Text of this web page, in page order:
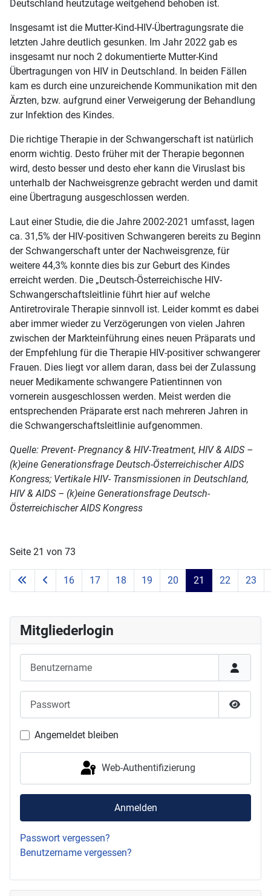
Deutschland heutzutage weitgehend behoben ist.
Insgesamt ist die Mutter-Kind-HIV-Übertragungsrate die
letzten Jahre deutlich gesunken. Im Jahr 2022 gab es
insgesamt nur noch 2 dokumentierte Mutter-Kind
Übertragungen von HIV in Deutschland. In beiden Fällen
kam es durch eine unzureichende Kommunikation mit den
Ärzten, bzw. aufgrund einer Verweigerung der Behandlung
zur Infektion des Kindes.
Die richtige Therapie in der Schwangerschaft ist natürlich
enorm wichtig. Desto früher mit der Therapie begonnen
wird, desto besser und desto eher kann die Viruslast bis
unterhalb der Nachweisgrenze gebracht werden und damit
eine Übertragung ausgeschlossen werden.
Laut einer Studie, die die Jahre 2002-2021 umfasst, lagen
ca. 31,5% der HIV-positiven Schwangeren bereits zu Beginn
der Schwangerschaft unter der Nachweisgrenze, für
weitere 44,3% konnte dies bis zur Geburt des Kindes
erreicht werden. Die „Deutsch-Österreichische HIV-
Schwangerschaftsleitlinie führt hier auf welche
Antiretrovirale Therapie sinnvoll ist. Leider kommt es dabei
aber immer wieder zu Verzögerungen von vielen Jahren
zwischen der Markteinführung eines neuen Präparats und
der Empfehlung für die Therapie HIV-positiver schwangerer
Frauen. Dies liegt vor allem daran, dass bei der Zulassung
neuer Medikamente schwangere Patientinnen von
vornerein ausgeschlossen werden. Meist werden die
entsprechenden Präparate erst nach mehreren Jahren in
die Schwangerschaftsleitlinie aufgenommen.
Quelle: Prevent- Pregnancy & HIV-Treatment, HIV & AIDS –
(k)eine Generationsfrage Deutsch-Österreichischer AIDS
Kongress; Vertikale HIV- Transmissionen in Deutschland,
HIV & AIDS – (k)eine Generationsfrage Deutsch-
Österreichischer AIDS Kongress
Seite 21 von 73
16 17 18 19 20 21 22 23
Mitgliederlogin
Angemeldet bleiben
Web-Authentifizierung
Anmelden
Passwort vergessen?
Benutzername vergessen?